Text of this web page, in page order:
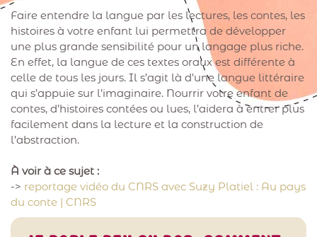
Faire entendre la langue par les lectures, les contes, les
histoires à votre enfant lui permettra de développer
une plus grande sensibilité pour un langage plus riche.
En effet, la langue de ces textes oraux est différente à
celle de tous les jours. Il s’agit là d’une langue littéraire
qui s’appuie sur l’imaginaire. Nourrir votre enfant de
contes, d’histoires contées ou lues, l’aidera à entrer plus
facilement dans la lecture et la construction de
l’abstraction.
À voir à ce sujet :
-> reportage vidéo du CNRS avec Suzy Platiel : Au pays
du conte | CNRS